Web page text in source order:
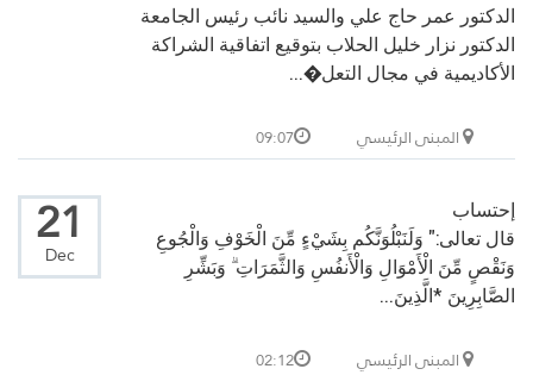
الدكتور عمر حاج علي والسيد نائب رئيس الجامعة
الدكتور نزار خليل الحلاب بتوقيع اتفاقية الشراكة
الأكاديمية في مجال التعل�...
المبنى الرئيسي 09:07
21
Dec
إحتساب
قال تعالى:" وَلَنَبْلُوَنَّكُم بِشَيْءٍ مِّنَ الْخَوْفِ وَالْجُوعِ
وَنَقْصٍ مِّنَ الْأَمْوَالِ وَالْأَنفُسِ وَالثَّمَرَاتِ ۗ وَبَشِّرِ
الصَّابِرِينَ *الَّذِينَ...
المبنى الرئيسي 02:12